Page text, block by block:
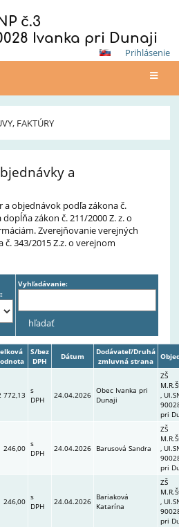
č.3
Ivanka pri Dunaji
Prihlásenie
FAKTÚRY
a
objednávok podľa zákona č.
zákon č. 211/2000 Z. z. o
Zverejňovanie verejných
343/2015 Z.z. o verejnom
Vyhľadávanie:
S/bez
DPH
Dátum
Dodávateľ/Druhá
zmluvná strana
772,13 s
DPH
24.04.2026 Obec Ivanka pri
Dunaji
ZŠ
,
pri
246,00 s
DPH
24.04.2026 Barusová Sandra
ZŠ
,
pri
246,00 s
DPH
24.04.2026 Bariaková
Katarína
ZŠ
,
pri